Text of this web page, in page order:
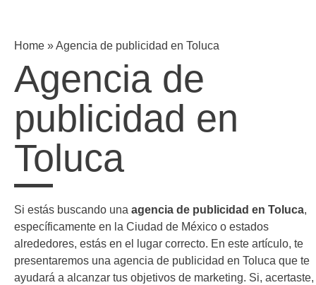
Home »Agencia de publicidad en Toluca
Agencia de
publicidad en
Toluca
Si estás buscando una agencia de publicidad en Toluca,
específicamente en la Ciudad de México o estados
alrededores, estás en el lugar correcto. En este artículo, te
presentaremos una agencia de publicidad en Toluca que te
ayudará a alcanzar tus objetivos de marketing. Si, acertaste,